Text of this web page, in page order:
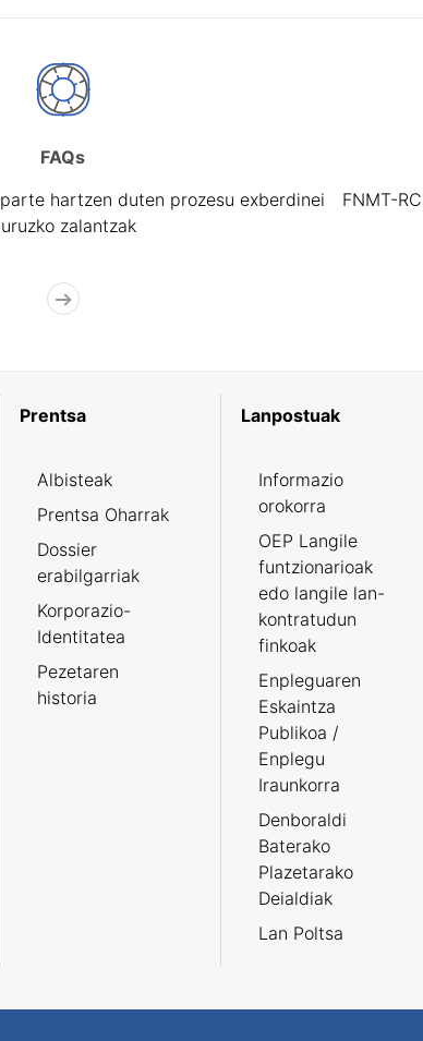
FAQs
hartzen duten prozesu exberdinei
zalantzak
FNMT-
Prentsa
Albisteak
Prentsa Oharrak
Dossier
erabilgarriak
Korporazio-
Identitatea
Pezetaren
historia
Lanpostuak
Informazio
orokorra
OEP Langile
funtzionarioak
edo langile lan-
kontratudun
finkoak
Enpleguaren
Eskaintza
Publikoa /
Enplegu
Iraunkorra
Denboraldi
Baterako
Plazetarako
Deialdiak
Lan Poltsa